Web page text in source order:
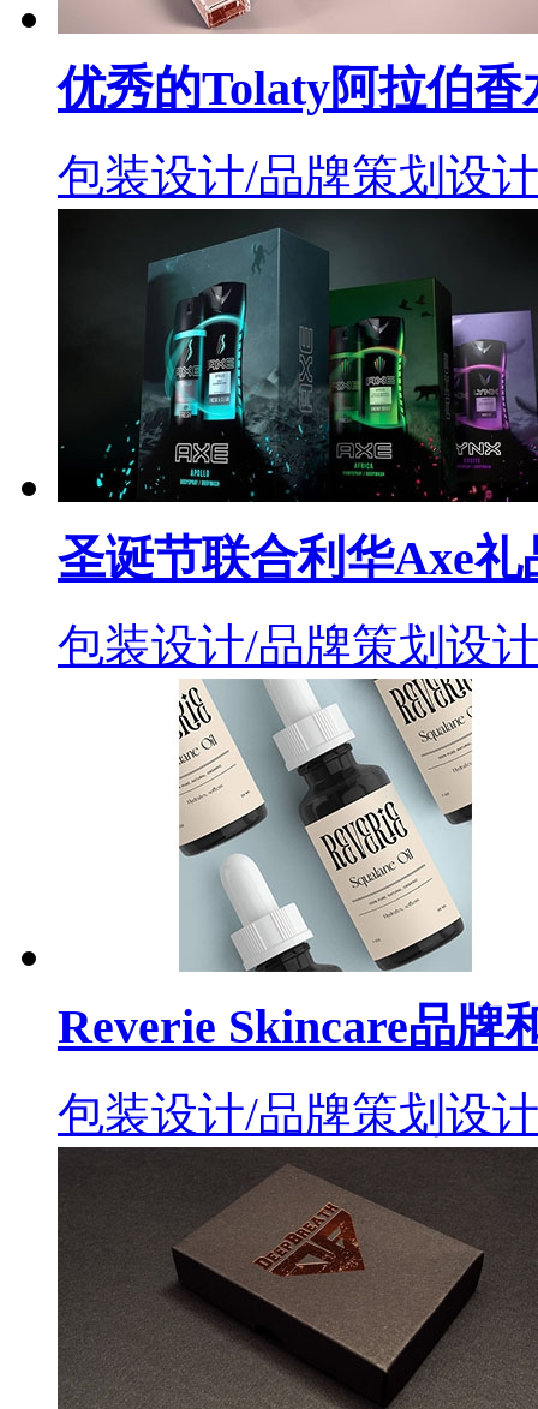
优秀的Tolaty阿拉伯
包装设计/品牌策划设
圣诞节联合利华Axe
包装设计/品牌策划设
Reverie Skincare品牌
包装设计/品牌策划设